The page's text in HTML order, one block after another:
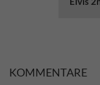
KOMMENTARE